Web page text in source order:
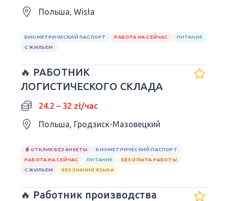
Польша, Wisła
БИОМЕТРИЧЕСКИЙ ПАСПОРТ РАБОТА НА СЕЙЧАС
ПИТАНИЕ
С ЖИЛЬЕМ
🔥 РАБОТНИК
ЛОГИСТИЧЕСКОГО СКЛАДА
24.2 – 32 zł/час
Польша, Гродзиск-Мазовецкий
ОТКЛИК БЕЗ АНКЕТЫ
БИОМЕТРИЧЕСКИЙ ПАСПОРТ
РАБОТА НА СЕЙЧАС
ПИТАНИЕ
БЕЗ ОПЫТА РАБОТЫ
С ЖИЛЬЕМ
БЕЗ ЗНАНИЯ ЯЗЫКА
🔥 Работник производства